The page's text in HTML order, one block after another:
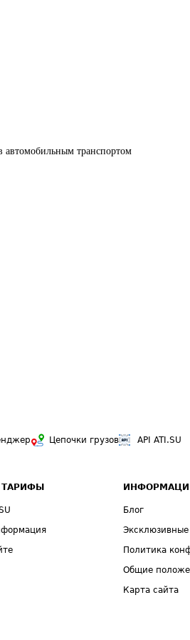
автомобильным транспортом
Цепочки грузов API ATI.SU
Блог
Политика
Общие
Карта сайта